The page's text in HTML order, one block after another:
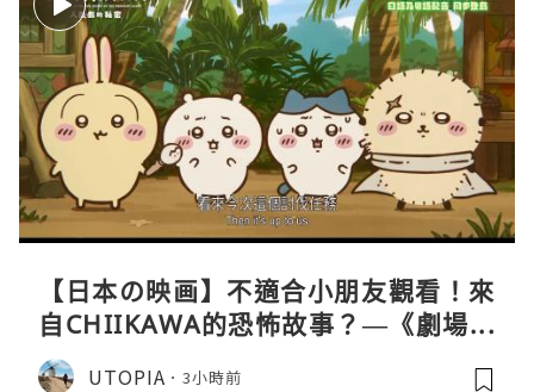
【日本の映画】不適合小朋友觀看！來
自CHIIKAWA的恐怖故事？—《劇場版
CHIIKAWA 人魚島的秘密》
UTOPIA 3小時前